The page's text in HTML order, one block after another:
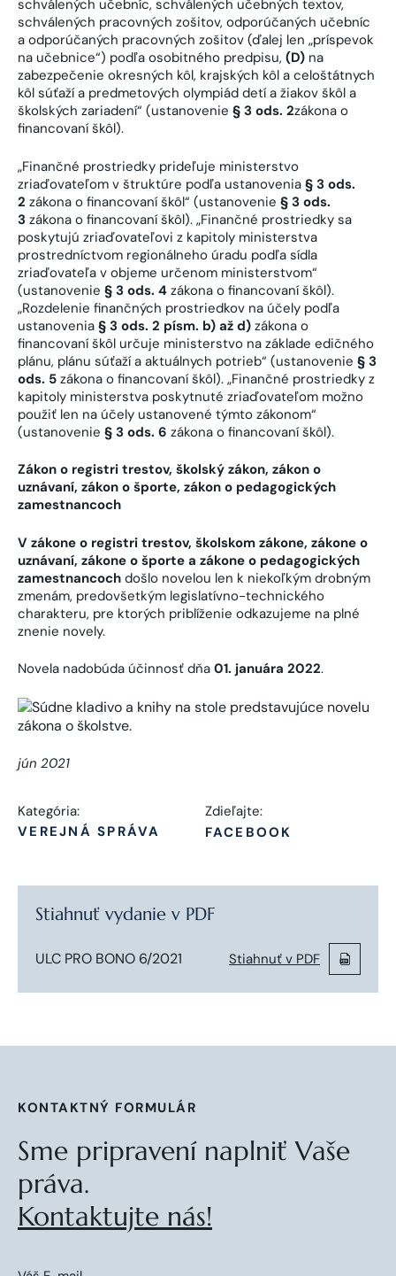
schválených učebníc, schválených učebných textov,
schválených pracovných zošitov, odporúčaných učebníc
a odporúčaných pracovných zošitov (ďalej len „príspevok
na učebnice“) podľa osobitného predpisu, (D) na
zabezpečenie okresných kôl, krajských kôl a celoštátnych
kôl súťaží a predmetových olympiád detí a žiakov škôl a
školských zariadení“ (ustanovenie § 3 ods. 2zákona o
financovaní škôl).
„Finančné prostriedky prideľuje ministerstvo
zriaďovateľom v štruktúre podľa ustanovenia § 3 ods.
2 zákona o financovaní škôl“ (ustanovenie § 3 ods.
3 zákona o financovaní škôl). „Finančné prostriedky sa
poskytujú zriaďovateľovi z kapitoly ministerstva
prostredníctvom regionálneho úradu podľa sídla
zriaďovateľa v objeme určenom ministerstvom“
(ustanovenie § 3 ods. 4 zákona o financovaní škôl).
„Rozdelenie finančných prostriedkov na účely podľa
ustanovenia § 3 ods. 2 písm. b) až d) zákona o
financovaní škôl určuje ministerstvo na základe edičného
plánu, plánu súťaží a aktuálnych potrieb“ (ustanovenie § 3
ods. 5 zákona o financovaní škôl). „Finančné prostriedky z
kapitoly ministerstva poskytnuté zriaďovateľom možno
použiť len na účely ustanovené týmto zákonom“
(ustanovenie § 3 ods. 6 zákona o financovaní škôl).
Zákon o registri trestov, školský zákon, zákon o
uznávaní, zákon o športe, zákon o pedagogických
zamestnancoch
V zákone o registri trestov, školskom zákone, zákone o
uznávaní, zákone o športe a zákone o pedagogických
zamestnancoch došlo novelou len k niekoľkým drobným
zmenám, predovšetkým legislatívno-technického
charakteru, pre ktorých priblíženie odkazujeme na plné
znenie novely.
Novela nadobúda účinnosť dňa 01. januára 2022.
jún 2021
Kategória:
VEREJNÁ SPRÁVA
Zdieľajte:
FACEBOOK
Stiahnuť vydanie v PDF
ULC PRO BONO 6/2021 Stiahnuť v PDF
KONTAKTNÝ FORMULÁR
Sme pripravení naplniť Vaše
práva.
Kontaktujte nás!